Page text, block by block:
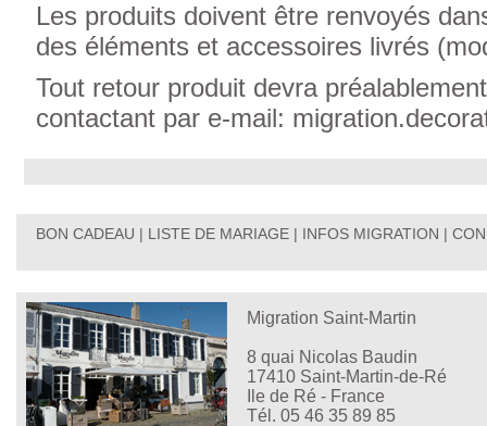
Les produits doivent être renvoyés
des éléments et accessoires livrés
Tout retour produit devra
contactant par e-mail:
BON CADEAU | LISTE DE MARIAGE | INFOS MIGRATION |
Migration Saint-Martin
8 quai Nicolas Baudin
17410 Saint-Martin-de-Ré
Ile de Ré - France
Tél. 05 46 35 89 85